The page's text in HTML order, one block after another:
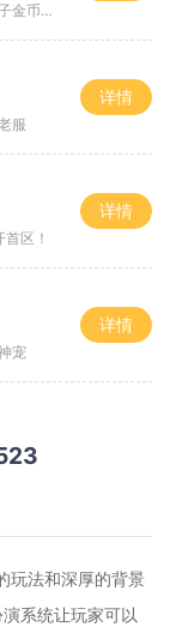
放珠子
服
详情
区！
详情
宠
详情
玩法和深厚的背景
系统让玩家可以